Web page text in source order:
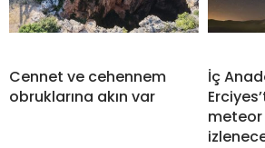
Cennet ve cehennem
obruklarına akın var
İç
meteor